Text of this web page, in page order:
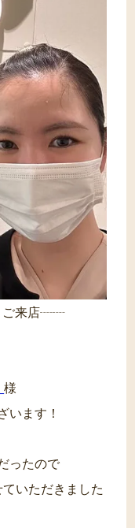
ご来店┈┈
様
います！
ったので
いただきました